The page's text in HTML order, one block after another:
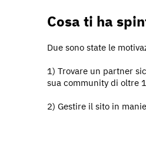
Cosa ti ha
Due sono state le
1) Trovare un partner
sua community di oltre
2) Gestire il sito in